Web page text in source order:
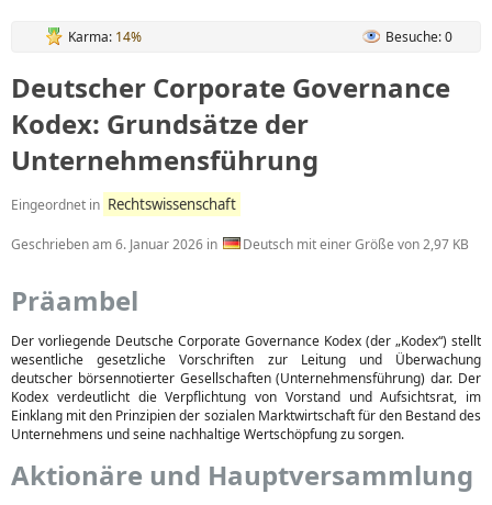
Karma: 14% Besuche: 0
Deutscher Corporate Governance
Kodex: Grundsätze der
Unternehmensführung
Eingeordnet in Rechtswissenschaft
Geschrieben am6. Januar 2026 in Deutsch mit einer Größe von 2,97 KB
Präambel
Der vorliegende Deutsche Corporate Governance Kodex (der „Kodex“) stellt
wesentliche gesetzliche Vorschriften zur Leitung und Überwachung
deutscher börsennotierter Gesellschaften (Unternehmensführung) dar. Der
Kodex verdeutlicht die Verpflichtung von Vorstand und Aufsichtsrat, im
Einklang mit den Prinzipien der sozialen Marktwirtschaft für den Bestand des
Unternehmens und seine nachhaltige Wertschöpfung zu sorgen.
Aktionäre und Hauptversammlung